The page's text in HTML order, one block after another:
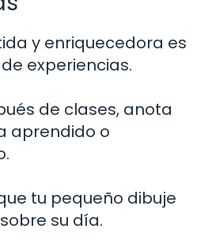
y enriquecedora es
experiencias.
de clases, anota
aprendido o
tu pequeño dibuje
su día.